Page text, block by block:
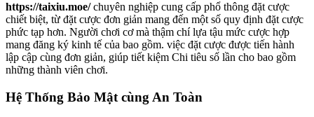
https://taixiu.moe/chuyên nghiệp cung cấp phổ thông đặt cược
chiết biệt, từ đặt cược đơn giản mang đến một số quy định đặt cược
phức tạp hơn. Người chơi cơ mà thậm chí lựa tậu mức cược hợp
mang đăng ký kinh tế của bao gồm. việc đặt cược được tiến hành
lập cập cùng đơn giản, giúp tiết kiệm Chi tiêu số lần cho bao gồm
những thành viên chơi.
Hệ Thống Bảo Mật cùng An Toàn